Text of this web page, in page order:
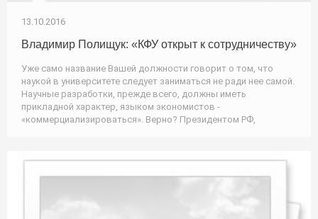
13.10.2016
Владимир Полищук: «КФУ открыт к сотрудничеству»
Уже само название Вашей должности говорит о том, что
наукой в университете следует заниматься не ради нее самой.
Научные разработки, прежде всего, должны иметь
прикладной характер, языком экономистов -
«коммерциализироваться». Верно? Президентом РФ,